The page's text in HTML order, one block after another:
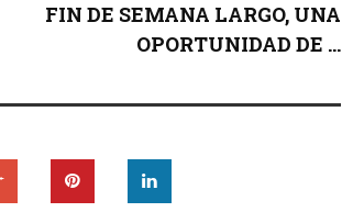
FIN DE SEMANA LARGO, UNA
OPORTUNIDAD DE ...